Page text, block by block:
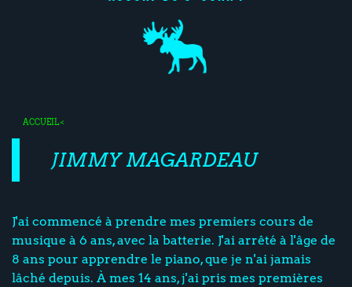
ACCUEIL<
JIMMY MAGARDEAU
J'ai commencé à prendre mes premiers cours de
musique à 6 ans, avec la batterie. J'ai arrêté à l'âge de
8 ans pour apprendre le piano, que je n'ai jamais
lâché depuis. À mes 14 ans, j'ai pris mes premières